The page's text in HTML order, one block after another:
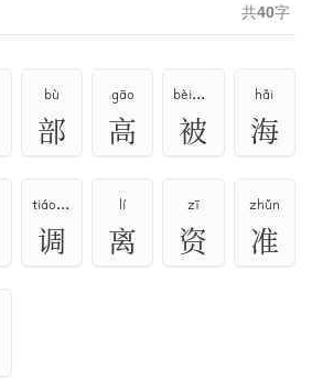
共40字
bù
部
gāo
高
bèi、pī
被
hǎi
海
tiáo、diào、zhōu
调
lí
离
zī
资
zhǔn
准